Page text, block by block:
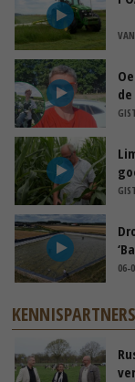
06-
KENNISPARTNERS